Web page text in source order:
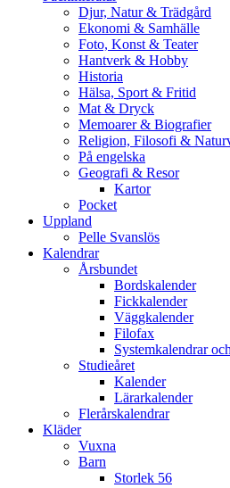
Djur, Natur & Trädgård
Ekonomi & Samhälle
Foto, Konst & Teater
Hantverk & Hobby
Historia
Hälsa, Sport & Fritid
Mat & Dryck
Memoarer & Biografier
Religion, Filosofi &
På engelska
Geografi & Resor
Kartor
Pocket
Uppland
Pelle Svanslös
Kalendrar
Årsbundet
Bordskalender
Fickkalender
Väggkalender
Filofax
Systemkalendrar
Studieåret
Kalender
Lärarkalender
Flerårskalendrar
Kläder
Vuxna
Barn
Storlek 56